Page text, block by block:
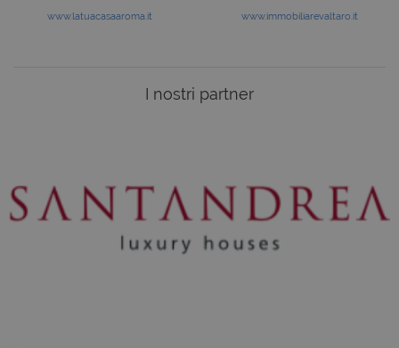
www.latuacasaaroma.it www.immobiliarevaltaro.it
I nostri partner